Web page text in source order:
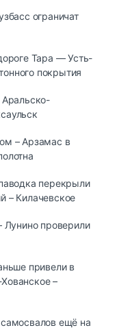
ограничат
Тара — Усть-
покрытия
Аральско-
– Арзамас в
перекрыли
– Килачевское
Лунино проверили
привели в
–
ещё на